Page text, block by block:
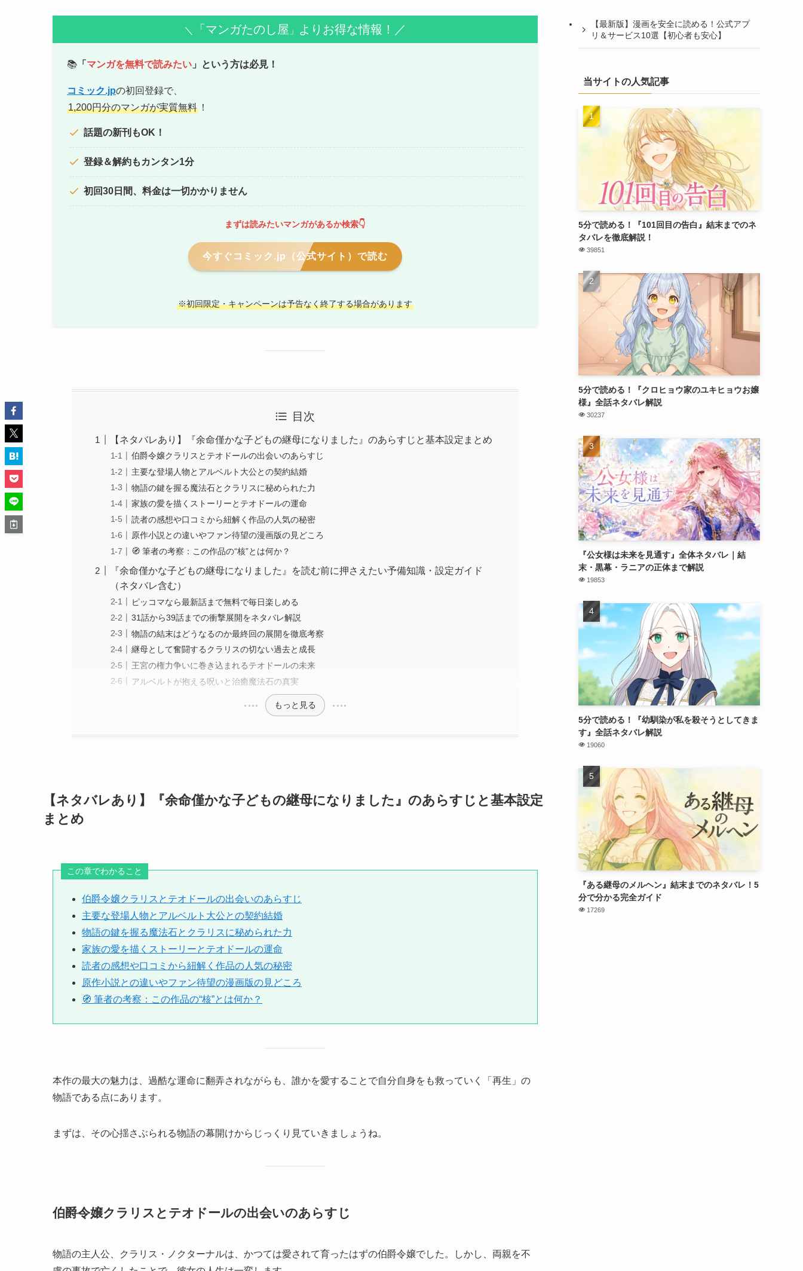
＼ 「マンガたのし屋 」 よりお得な情報！／
📚 「 マンガを無料で読みたい 」という方は必見！
コミック.jpの初回登録で、
1,200円分のマンガが実質無料 ！
話題の新刊もOK！
登録＆解約もカンタン1分
初回30日間、料金は一切かかりません
まずは読みたいマンガがあるか検索👇
今すぐコミック.jp（公式サイト）で読む
※初回限定・キャンペーンは予告なく終了する場合があります
目次
【ネタバレあり】『余命僅かな子どもの継母になりました』のあらすじと基本設定まとめ
伯爵令嬢クラリスとテオドールの出会いのあらすじ
主要な登場人物とアルベルト大公との契約結婚
物語の鍵を握る魔法石とクラリスに秘められた力
家族の愛を描くストーリーとテオドールの運命
読者の感想や口コミから紐解く作品の人気の秘密
原作小説との違いやファン待望の漫画版の見どころ
🧭 筆者の考察：この作品の“核”とは何か？
『余命僅かな子どもの継母になりました』を読む前に押さえたい予備知識・設定ガイド
（ネタバレ含む）
ピッコマなら最新話まで無料で毎日楽しめる
31話から39話までの衝撃展開をネタバレ解説
物語の結末はどうなるのか最終回の展開を徹底考察
継母として奮闘するクラリスの切ない過去と成長
王宮の権力争いに巻き込まれるテオドールの未来
アルベルトが抱える呪いと治癒魔法石の真実
もっと見る
【ネタバレあり】『余命僅かな子どもの継母になりました』のあらすじと基本設定
まとめ
この章でわかること
伯爵令嬢クラリスとテオドールの出会いのあらすじ
主要な登場人物とアルベルト大公との契約結婚
物語の鍵を握る魔法石とクラリスに秘められた力
家族の愛を描くストーリーとテオドールの運命
読者の感想や口コミから紐解く作品の人気の秘密
原作小説との違いやファン待望の漫画版の見どころ
🧭 筆者の考察：この作品の“核”とは何か？
本作の最大の魅力は、過酷な運命に翻弄されながらも、誰かを愛することで自分自身をも救っていく「再生」の
物語である点にあります。
まずは、その心揺さぶられる物語の幕開けからじっくり見ていきましょうね。
伯爵令嬢クラリスとテオドールの出会いのあらすじ
物語の主人公、クラリス・ノクターナルは、かつては愛されて育ったはずの伯爵令嬢でした。しかし、両親を不
【最新版】漫画を安全に読める！公式アプ
リ＆サービス10選【初心者も安心】
当サイトの人気記事
5分で読める！『101回目の告白』結末までのネ
タバレを徹底解説！
39851
5分で読める！『クロヒョウ家のユキヒョウお嬢
様』全話ネタバレ解説
30237
『公女様は未来を見通す』全体ネタバレ｜結
末・黒幕・ラニアの正体まで解説
19853
5分で読める！『幼馴染が私を殺そうとしてきま
す』全話ネタバレ解説
19060
『ある継母のメルヘン』結末までのネタバレ！5
分で分かる完全ガイド
17269